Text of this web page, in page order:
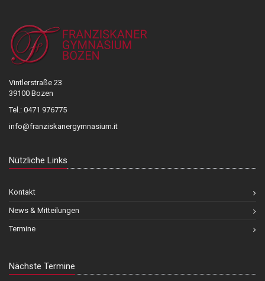
e
a
p
o
e
Vintlerstraße 23
39100 Bozen
Tel.: 0471 976775
info@franziskanergymnasium.it
Nützliche Links
Kontakt
News & Mitteilungen
Termine
Nächste Termine